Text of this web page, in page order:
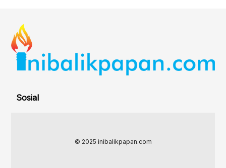
Sosial
© 2025 inibalikpapan.com